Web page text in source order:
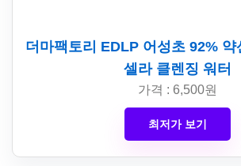
더마팩토리 EDLP 어성초 92% 약
셀라 클렌징 워터
가격 : 6,500원
최저가 보기